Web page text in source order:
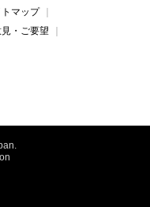
マップ
見・ご要望